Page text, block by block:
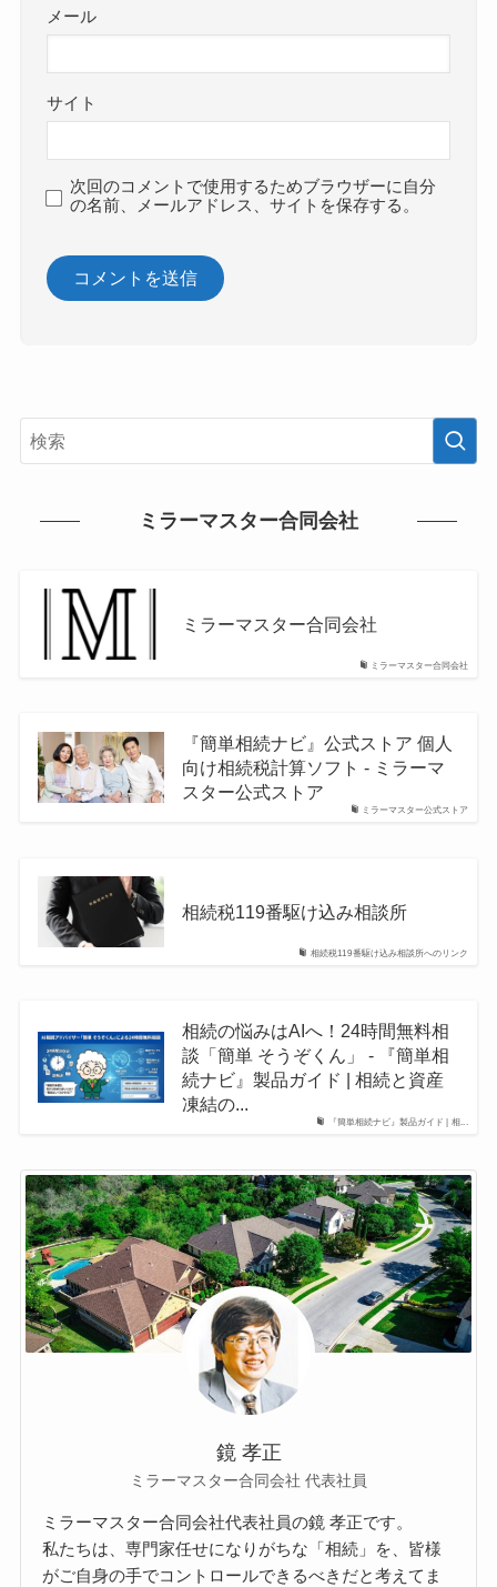
メール
サイト
次回のコメントで使用するためブラウザーに自分
の名前、メールアドレス、サイトを保存する。
ミラーマスター合同会社
ミラーマスター合同会社
ミラーマスター合同会社
ミラーマスター公式ストア
『簡単相続ナビ』公式ストア 個人
向け相続税計算ソフト - ミラーマ
スター公式ストア
相続税119番駆け込み相談所へのリンク
相続税119番駆け込み相談所
『簡単相続ナビ』製品ガイド | 相...
相続の悩みはAIへ！24時間無料相
談「簡単 そうぞくん」 - 『簡単相
続ナビ』製品ガイド | 相続と資産
凍結の...
鏡 孝正
ミラーマスター合同会社 代表社員
ミラーマスター合同会社代表社員の鏡 孝正です。
私たちは、専門家任せになりがちな「相続」を、皆様
がご自身の手でコントロールできるべきだと考えてま